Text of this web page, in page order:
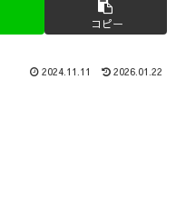
コピー
2024.11.11 2026.01.22